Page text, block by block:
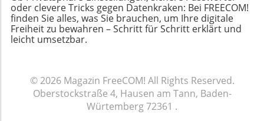
Zukunft schaffen.
vermeiden und einen stressfreieren Urlaub zu
genießen. Für alle, die gerne sicher reisen wollen,
ist es wichtig, die richtigen Schritte zur Planung
und Vorbereitung zu unternehmen. Informieren
geplanter Urlaub ist oft auch ein entspannter
Urlaub, und Sicherheit ist ein integraler
Bestandteil dafür. Nutzen Sie die
Versicherte weniger engagieren und interessiert
zeigen, was die Krankenkassen als
herausfordernd empfinden dürften. Das
nicht klar ersichtlich ist, wie wichtige
Informationen bereitgestellt werden. Eine
transparente Kommunikation wäre ein zentraler
oder clevere Tricks gegen Datenkraken: Bei FREECOM!
finden Sie alles, was Sie brauchen, um Ihre digitale
Freiheit zu bewahren – Schritt für Schritt erklärt und
leicht umsetzbar.
© 2026 Magazin FreeCOM! All Rights Reserved.
Oberstockstraße 4, Hausen am Tann, Baden-
Würtemberg 72361 .